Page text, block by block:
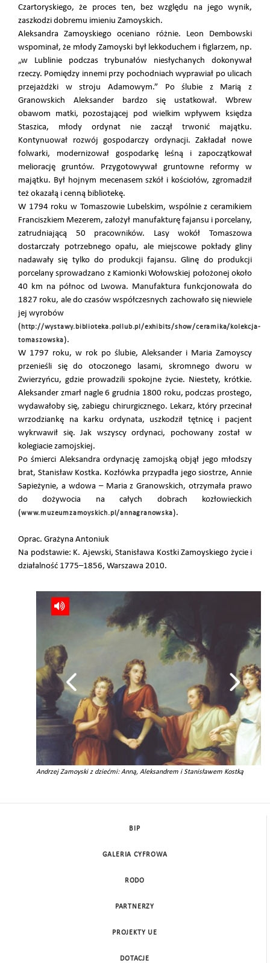
Czartoryskiego, że proces ten, bez względu na jego wynik,
zaszkodzi dobremu imieniu Zamoyskich.
Aleksandra Zamoyskiego oceniano różnie. Leon Dembowski
wspominał, że młody Zamoyski był lekkoduchem i figlarzem, np.
„w Lublinie podczas trybunałów niesłychanych dokonywał
rzeczy. Pomiędzy innemi przy pochodniach wyprawiał po ulicach
przejażdżki w stroju Adamowym.” Po ślubie z Marią z
Granowskich Aleksander bardzo się ustatkował. Wbrew
obawom matki, pozostającej pod wielkim wpływem księdza
Staszica, młody ordynat nie zaczął trwonić majątku.
Kontynuował rozwój gospodarczy ordynacji. Zakładał nowe
folwarki, modernizował gospodarkę leśną i zapoczątkował
meliorację gruntów. Przygotowywał gruntowne reformy w
majątku. Był hojnym mecenasem szkół i kościołów, zgromadził
też okazałą i cenną bibliotekę.
W 1794 roku w Tomaszowie Lubelskim, wspólnie z ceramikiem
Franciszkiem Mezerem, założył manufakturę fajansu i porcelany,
zatrudniającą 50 pracowników. Lasy wokół Tomaszowa
dostarczały potrzebnego opału, ale miejscowe pokłady gliny
nadawały się tylko do produkcji fajansu. Glinę do produkcji
porcelany sprowadzano z Kamionki Wołowskiej położonej około
40 km na północ od Lwowa. Manufaktura funkcjonowała do
1827 roku, ale do czasów współczesnych zachowało się niewiele
jej wyrobów
( http://wystawy.biblioteka.pollub.pl/exhibits/show/ceramika/kolekcja-
tomaszowska).
W 1797 roku, w rok po ślubie, Aleksander i Maria Zamoyscy
przenieśli się do otoczonego lasami, skromnego dworu w
Zwierzyńcu, gdzie prowadzili spokojne życie. Niestety, krótkie.
Aleksander zmarł nagle 6 grudnia 1800 roku, podczas prostego,
wydawałoby się, zabiegu chirurgicznego. Lekarz, który przecinał
wrzodziankę na karku ordynata, uszkodził tętnicę i pacjent
wykrwawił się. Jak wszyscy ordynaci, pochowany został w
kolegiacie zamojskiej.
Po śmierci Aleksandra ordynację zamojską objął jego młodszy
brat, Stanisław Kostka. Kozłówka przypadła jego siostrze, Annie
Sapieżynie, a wdowa – Maria z Granowskich, otrzymała prawo
do dożywocia na całych dobrach kozłowieckich
(www.muzeumzamoyskich.pl/annagranowska).
Oprac. Grażyna Antoniuk
Na podstawie: K. Ajewski, Stanisława Kostki Zamoyskiego życie i
działalność 1775–1856, Warszawa 2010.
Andrzej Zamoyski z dziećmi: Anną, Aleksandrem i Stanisławem Kostką
BIP
GALERIA CYFROWA
RODO
PARTNERZY
PROJEKTY UE
DOTACJE